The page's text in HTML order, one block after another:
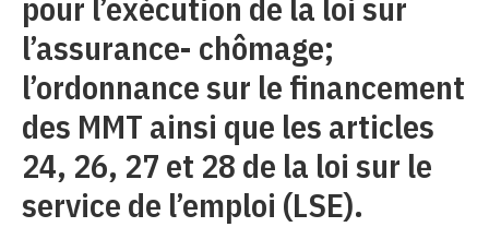
l’assurance- chômage;
l’ordonnance sur le financement
des MMT ainsi que les articles
24, 26, 27 et 28 de la loi sur le
service de l’emploi (LSE).